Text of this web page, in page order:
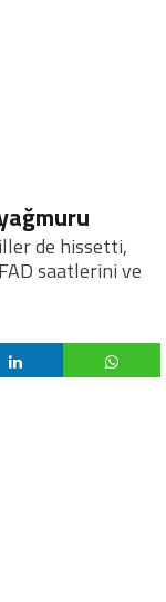
de hissetti,
saatlerini ve